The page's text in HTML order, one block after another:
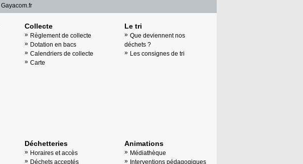
Gayacom.fr
Collecte
Règlement de collecte
Dotation en bacs
Calendriers de collecte
Carte
Le tri
Que deviennent nos
déchets ?
Les consignes de tri
Déchetteries
Horaires et accès
Déchets acceptés
Animations
Médiathèque
Interventions pédagogiques